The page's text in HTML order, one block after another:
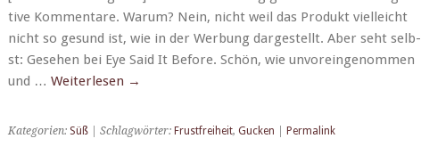
tive Kom­mentare. Warum? Nein, nicht weil das Pro­dukt vielle­icht
nicht so gesund ist, wie in der Wer­bung dargestellt. Aber seht selb­
st: Gese­hen bei Eye Said It Before. Schön, wie unvor­ein­genom­men
und … Weit­er­lesen →
Kategorien: Süß| Schlagwörter: Frustfreiheit, Gucken Permalink